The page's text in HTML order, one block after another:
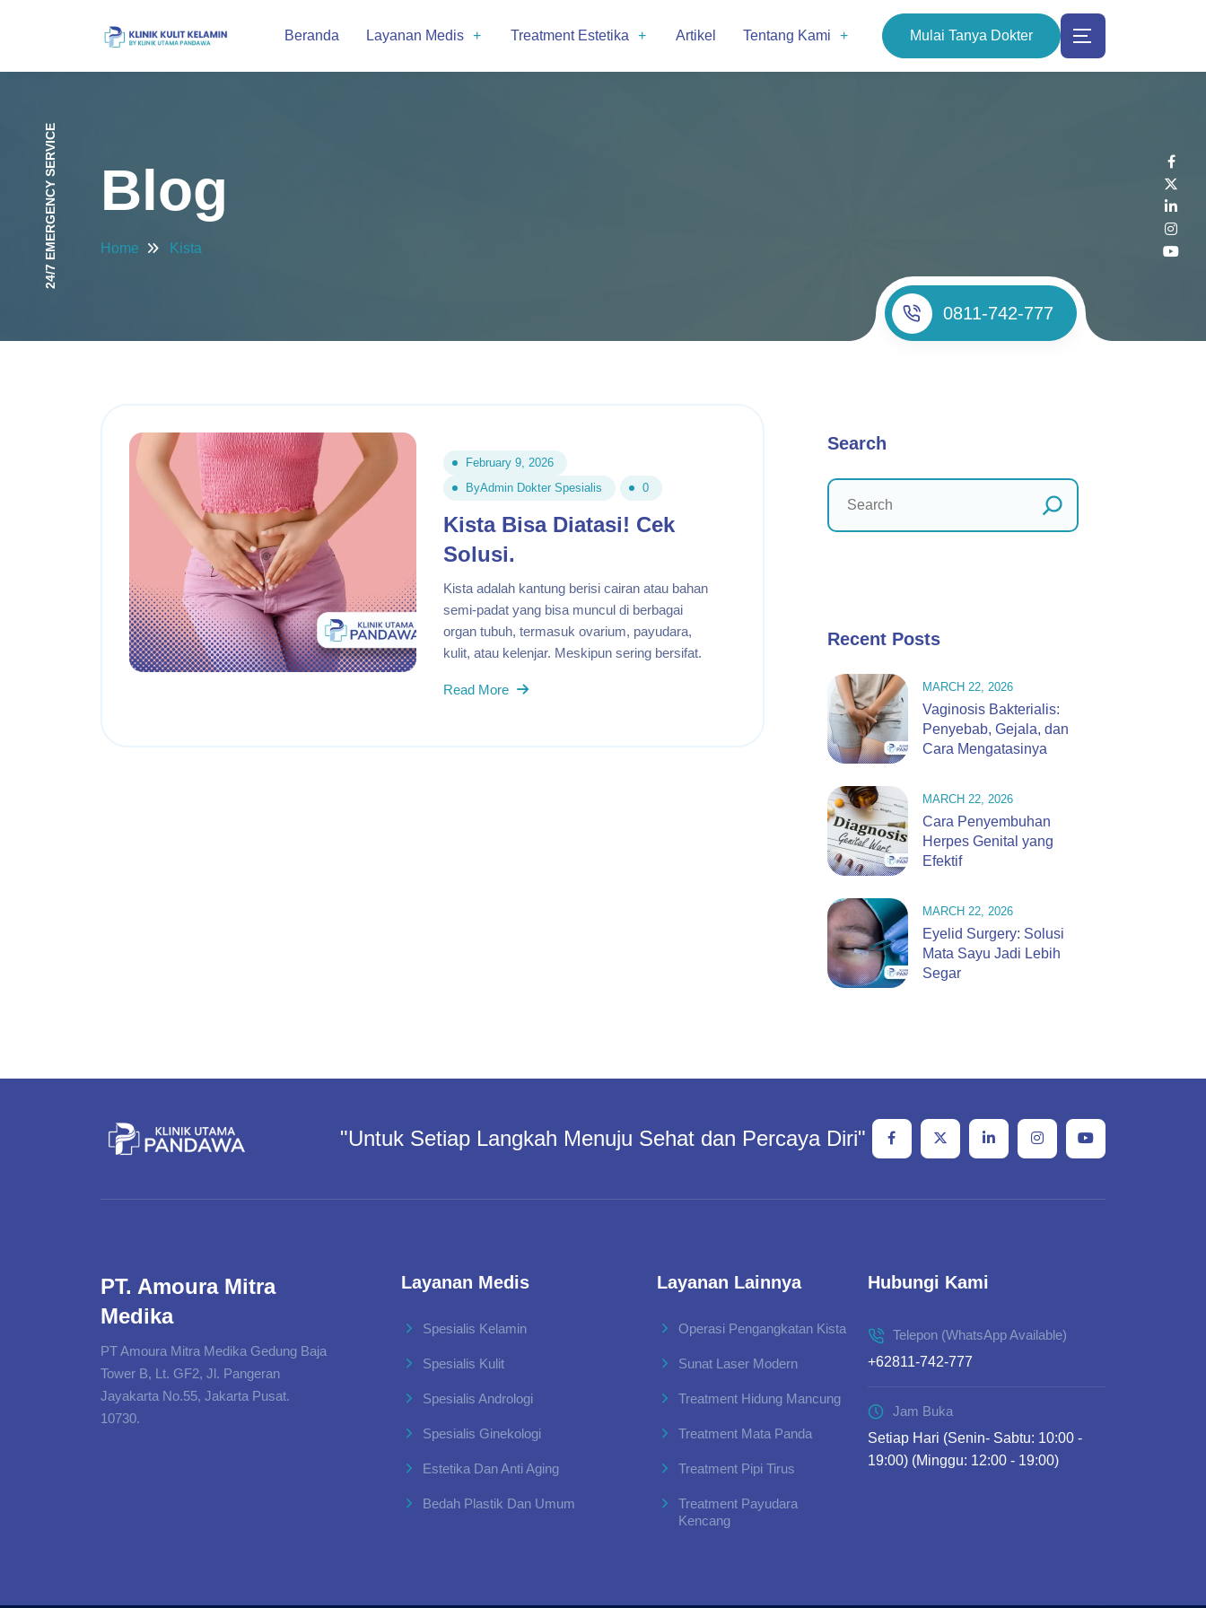
Beranda Layanan Medis Treatment Estetika Artikel Tentang Kami Mulai Tanya Dokter
Blog
Home Kista
0811-742-777
24/7 EMERGENCY SERVICE
February 9, 2026
ByAdmin Dokter Spesialis 0
Kista Bisa Diatasi! Cek
Solusi.
Kista adalah kantung berisi cairan atau bahan
semi-padat yang bisa muncul di berbagai
organ tubuh, termasuk ovarium, payudara,
kulit, atau kelenjar. Meskipun sering bersifat.
Read More
Search
Recent Posts
MARCH 22, 2026
Vaginosis Bakterialis:
Penyebab, Gejala, dan
Cara Mengatasinya
MARCH 22, 2026
Cara Penyembuhan
Herpes Genital yang
Efektif
MARCH 22, 2026
Eyelid Surgery: Solusi
Mata Sayu Jadi Lebih
Segar
"Untuk Setiap Langkah Menuju Sehat dan Percaya Diri"
PT. Amoura Mitra
Medika
PT Amoura Mitra Medika Gedung Baja
Tower B, Lt. GF2, Jl. Pangeran
Jayakarta No.55, Jakarta Pusat.
10730.
Layanan Medis
Spesialis Kelamin
Spesialis Kulit
Spesialis Andrologi
Spesialis Ginekologi
Estetika Dan Anti Aging
Bedah Plastik Dan Umum
Layanan Lainnya
Operasi Pengangkatan Kista
Sunat Laser Modern
Treatment Hidung Mancung
Treatment Mata Panda
Treatment Pipi Tirus
Treatment Payudara
Kencang
Hubungi Kami
Telepon (WhatsApp Available)
+62811-742-777
Jam Buka
Setiap Hari (Senin- Sabtu: 10:00 -
19:00) (Minggu: 12:00 - 19:00)